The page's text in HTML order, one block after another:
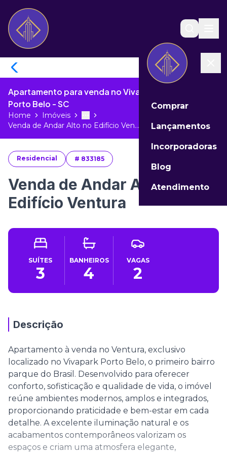
Comprar
Lançamentos
Incorporadoras
Blog
Atendimento
Apartamento para venda no Vivapark Porto Belo de
Porto Belo - SC
Home Imóveis More
Toggle menu
Venda de Andar Alto no Edifício Ven...
Residencial # 833185
Venda de Andar Alto no
Edifício Ventura
SUÍTES
3
BANHEIROS
4
VAGAS
2
Descrição
Apartamento à venda no Ventura, exclusivo
localizado no Vivapark Porto Belo, o primeiro bairro
parque do Brasil. Desenvolvido para oferecer
conforto, sofisticação e qualidade de vida, o imóvel
reúne ambientes modernos, amplos e integrados,
proporcionando praticidade e bem-estar em cada
detalhe. A excelente iluminação natural e os
acabamentos contemporâneos valorizam os
espaços e criam uma atmosfera elegante,